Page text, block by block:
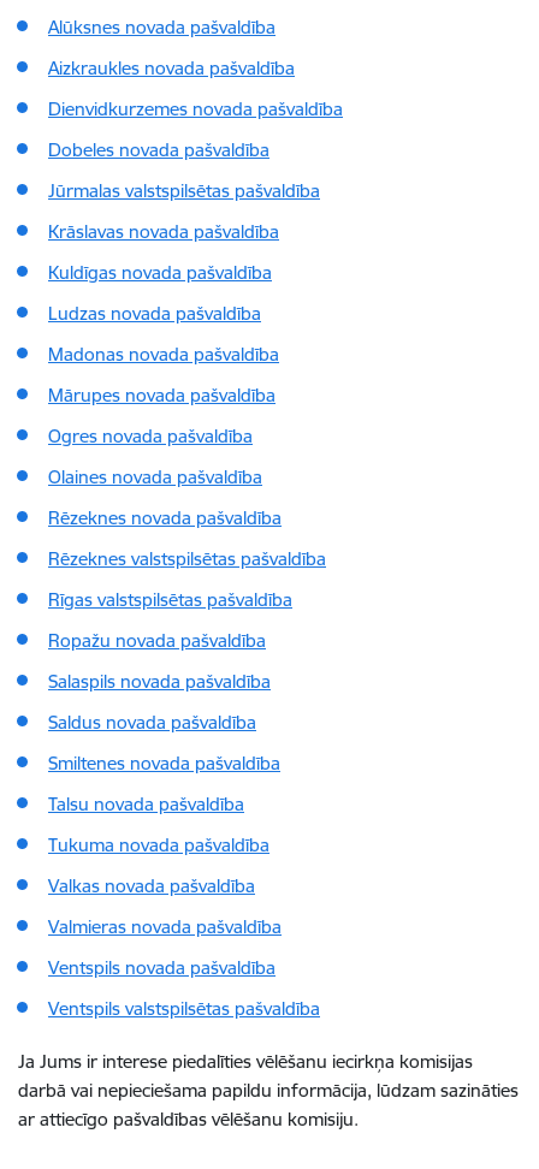
Alūksnes novada pašvaldība
Aizkraukles novada pašvaldība
Dienvidkurzemes novada pašvaldība
Dobeles novada pašvaldība
Jūrmalas valstspilsētas pašvaldība
Krāslavas novada pašvaldība
Kuldīgas novada pašvaldība
Ludzas novada pašvaldība
Madonas novada pašvaldība
Mārupes novada pašvaldība
Ogres novada pašvaldība
Olaines novada pašvaldība
Rēzeknes novada pašvaldība
Rēzeknes valstspilsētas pašvaldība
Rīgas valstspilsētas pašvaldība
Ropažu novada pašvaldība
Salaspils novada pašvaldība
Saldus novada pašvaldība
Smiltenes novada pašvaldība
Talsu novada pašvaldība
Tukuma novada pašvaldība
Valkas novada pašvaldība
Valmieras novada pašvaldība
Ventspils novada pašvaldība
Ventspils valstspilsētas pašvaldība
Ja Jums ir interese piedalīties vēlēšanu iecirkņa komisijas
darbā vai nepieciešama papildu informācija, lūdzam sazināties
ar attiecīgo pašvaldības vēlēšanu komisiju.